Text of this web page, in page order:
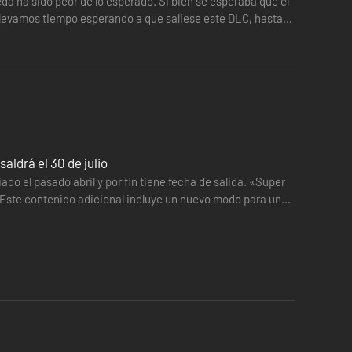
técnicas de lucha, como choques de rayos,
entre otras cosas. ¡Vuelve a vivir tus momentos
Comparte tus creaciones con otros fans y disfruta de
por duplicado.
tiempo esperando a que saliese este DLC, hasta
el 30 de julio
el pasado abril y por fin tiene fecha de salida. «Super
contenido adicional incluye un nuevo modo para un